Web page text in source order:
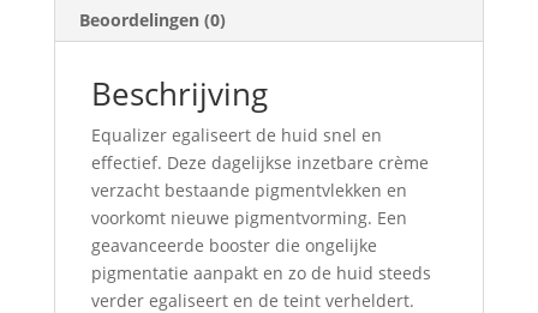
Beoordelingen (0)
Beschrijving
Equalizer egaliseert de huid snel en
effectief. Deze dagelijkse inzetbare crème
verzacht bestaande pigmentvlekken en
voorkomt nieuwe pigmentvorming. Een
geavanceerde booster die ongelijke
pigmentatie aanpakt en zo de huid steeds
verder egaliseert en de teint verheldert.